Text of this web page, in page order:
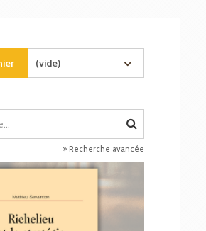
(vide)
Recherche avancée